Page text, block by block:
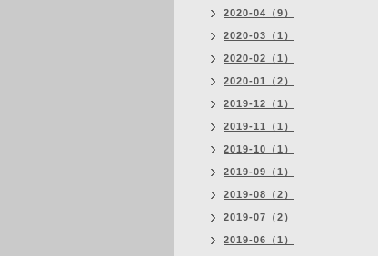
2020-04（9）
2020-03（1）
2020-02（1）
2020-01（2）
2019-12（1）
2019-11（1）
2019-10（1）
2019-09（1）
2019-08（2）
2019-07（2）
2019-06（1）